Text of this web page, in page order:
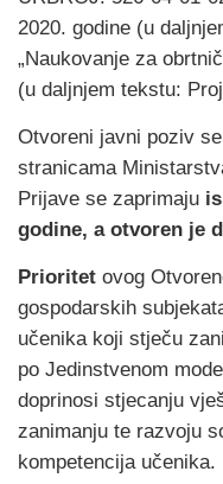
2020. godine (u
„Naukovanje za
(u daljnjem tekstu:
Otvoreni javni poziv
stranicama
Prijave se zaprimaju
godine, a otvoren je
Prioritet ovog
gospodarskih
učenika koji stječu
po Jedinstvenom
doprinosi stjecanju
zanimanju te razvoju
kompetencija učenika.